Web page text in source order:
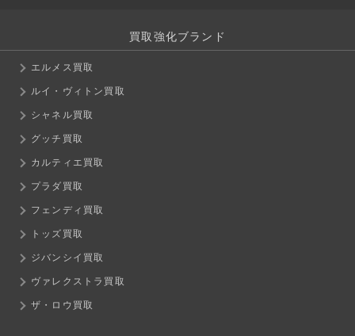
買取強化ブランド
エルメス買取
ルイ・ヴィトン買取
シャネル買取
グッチ買取
カルティエ買取
プラダ買取
フェンディ買取
トッズ買取
ジバンシイ買取
ヴァレクストラ買取
ザ・ロウ買取